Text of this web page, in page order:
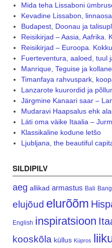
Mida teha Lissaboni
Kevadine Lissabon,
Budapest, Doonau ja
Reisikirjad – Aasia, Aafrika.
Reisikirjad – Euroopa.
Fuerteventura, aaloed, tuul
Manrique, Teguise ja
Timanfaya rahvuspark,
Lanzarote kuurordid ja
Järgmine Kanaari saar –
Mudaravi Haapsalus ehk
Läti oma väike Itaalia –
Klassikaline kodune letšo
Ljubljana, the beautiful
SILDIPILV
aeg allikad armastus Bali
elujõud elurõõm
English inspiratsioon
kooskõla küllus Küpros